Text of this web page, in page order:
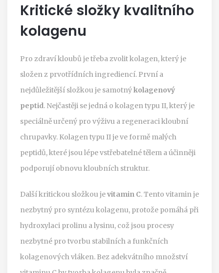
Kritické složky kvalitního
kolagenu
Pro zdraví kloubů je třeba zvolit kolagen, který je
složen z prvotřídních ingrediencí. První a
nejdůležitější složkou je samotnýkolagenový
peptid. Nejčastěji se jedná o kolagen typu II, který je
speciálně určený pro výživu a regeneraci kloubní
chrupavky. Kolagen typu II je ve formě malých
peptidů, které jsou lépe vstřebatelné tělem a účinněji
podporují obnovu kloubních struktur.
Další kritickou složkou jevitamin C. Tento vitamin je
nezbytný pro syntézu kolagenu, protože pomáhá při
hydroxylaci prolinu a lysinu, což jsou procesy
nezbytné pro tvorbu stabilních a funkčních
kolagenových vláken. Bez adekvátního množství